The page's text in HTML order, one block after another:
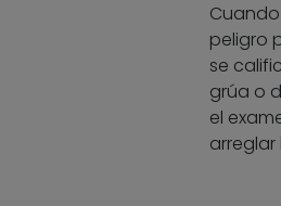
peligro
se
grúa o
el